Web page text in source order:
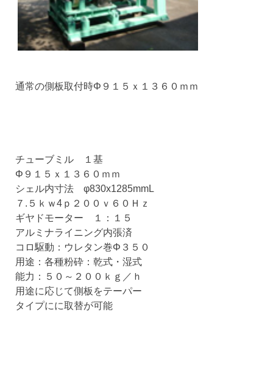
通常の側板取付時Φ９１５ｘ１３６０ｍｍ
チューブミル １基
Φ９１５ｘ１３６０ｍｍ
シェル内寸法 φ830x1285mmL
７.５ｋｗ4ｐ２００ｖ６０Ｈｚ
ギヤドモーター １：１５
アルミナライニング内張済
コロ駆動：ウレタン巻Φ３５０
用途：各種粉砕：乾式・湿式
能力：５０～２００ｋｇ／ｈ
用途に応じて側板をテーパー
タイプにに取替が可能